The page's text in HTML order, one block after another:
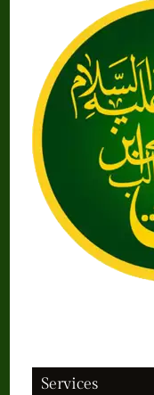
Services